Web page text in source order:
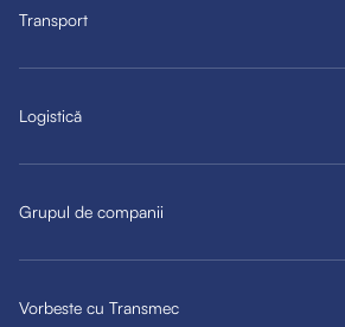
Transport
Logistică
Grupul de companii
Vorbeste cu Transmec